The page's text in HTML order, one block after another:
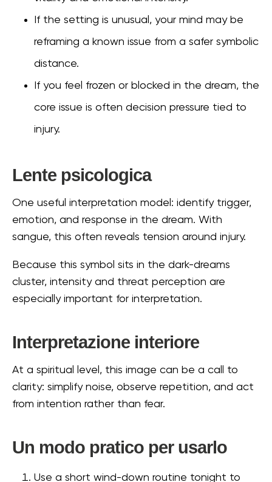
If the setting is unusual, your mind may be
reframing a known issue from a safer symbolic
distance.
If you feel frozen or blocked in the dream, the
core issue is often decision pressure tied to
injury.
Lente psicologica
One useful interpretation model: identify trigger,
emotion, and response in the dream. With
sangue, this often reveals tension around injury.
Because this symbol sits in the dark-dreams
cluster, intensity and threat perception are
especially important for interpretation.
Interpretazione interiore
At a spiritual level, this image can be a call to
clarity: simplify noise, observe repetition, and act
from intention rather than fear.
Un modo pratico per usarlo
Use a short wind-down routine tonight to